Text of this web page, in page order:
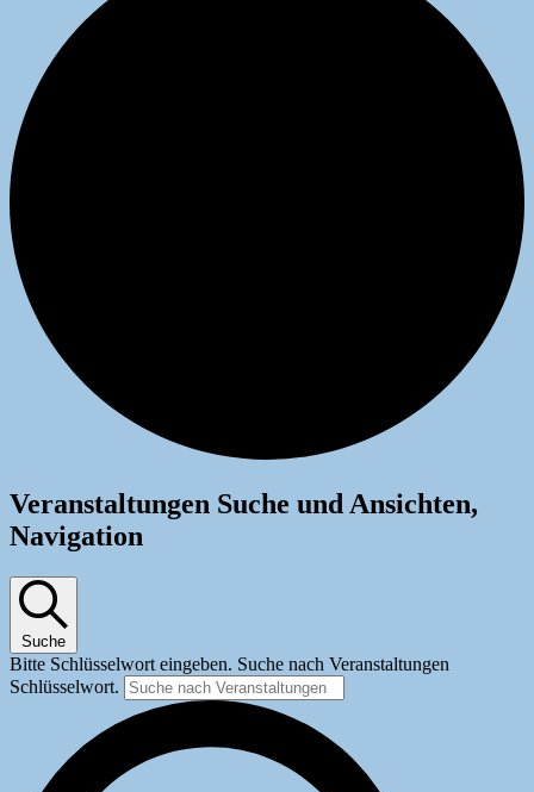
Veranstaltungen
für
Juli
2026
Veranstaltungen Suche und Ansichten,
Navigation
Suche
Bitte Schlüsselwort eingeben. Suche nach Veranstaltungen
Schlüsselwort.